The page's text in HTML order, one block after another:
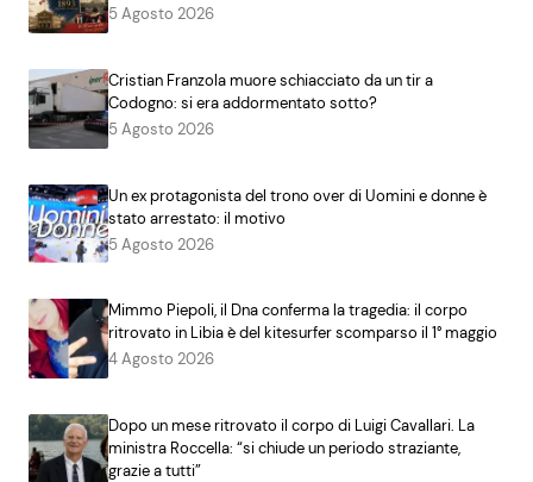
5 Agosto 2026
Cristian Franzola muore schiacciato da un tir a
Codogno: si era addormentato sotto?
5 Agosto 2026
Un ex protagonista del trono over di Uomini e donne è
stato arrestato: il motivo
5 Agosto 2026
Mimmo Piepoli, il Dna conferma la tragedia: il corpo
ritrovato in Libia è del kitesurfer scomparso il 1° maggio
4 Agosto 2026
Dopo un mese ritrovato il corpo di Luigi Cavallari. La
ministra Roccella: “si chiude un periodo straziante,
grazie a tutti”